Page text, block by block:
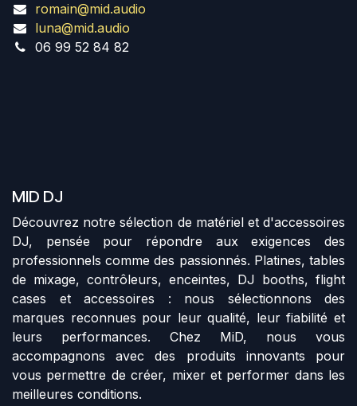
romain@mid.audio
luna@mid.audio
06 99 52 84 82
MID DJ
Découvrez notre sélection de matériel et d'accessoires
DJ, pensée pour répondre aux exigences des
professionnels comme des passionnés. Platines, tables
de mixage, contrôleurs, enceintes, DJ booths, flight
cases et accessoires : nous sélectionnons des
marques reconnues pour leur qualité, leur fiabilité et
leurs performances. Chez MiD, nous vous
accompagnons avec des produits innovants pour
vous permettre de créer, mixer et performer dans les
meilleures conditions.